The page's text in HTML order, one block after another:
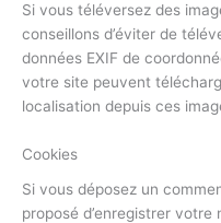
Si vous téléversez des
conseillons d’éviter de
données EXIF de
votre site peuvent
localisation depuis ces
Cookies
Si vous déposez un
proposé d’enregistrer